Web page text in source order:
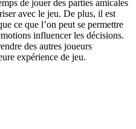
de jouer des parties amicales
avec le jeu. De plus, il est
ce que l’on peut se permettre
influencer les décisions.
des autres joueurs
expérience de jeu.